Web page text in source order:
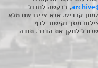
, בבקשה לחדול
קרדיט. אנא ציינו שם מלא
מסך וקישור לדף
לתקן את הדבר. תודה